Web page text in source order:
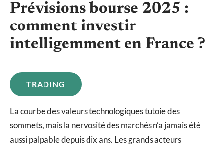
Prévisions bourse 2025 :
comment investir
intelligemment en France ?
TRADING
La courbe des valeurs technologiques tutoie des
sommets, mais la nervosité des marchés n’a jamais été
aussi palpable depuis dix ans. Les grands acteurs